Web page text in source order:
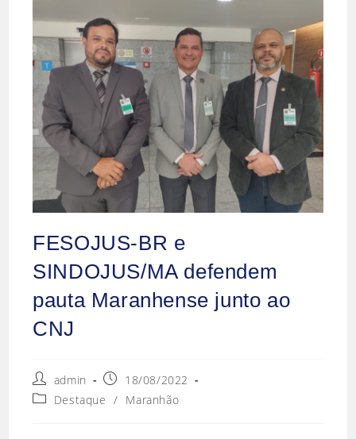
FESOJUS-BR e
SINDOJUS/MA defendem
pauta Maranhense junto ao
CNJ
admin
18/08/2022
Destaque / Maranhão